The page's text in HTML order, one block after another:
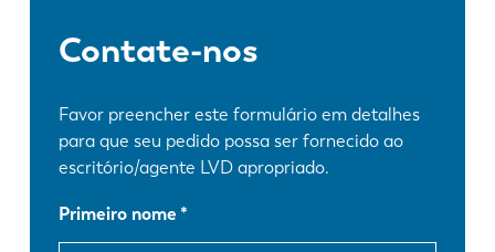
Contate-nos
Favor preencher este formulário em detalhes
para que seu pedido possa ser fornecido ao
escritório/agente LVD apropriado.
Primeiro nome